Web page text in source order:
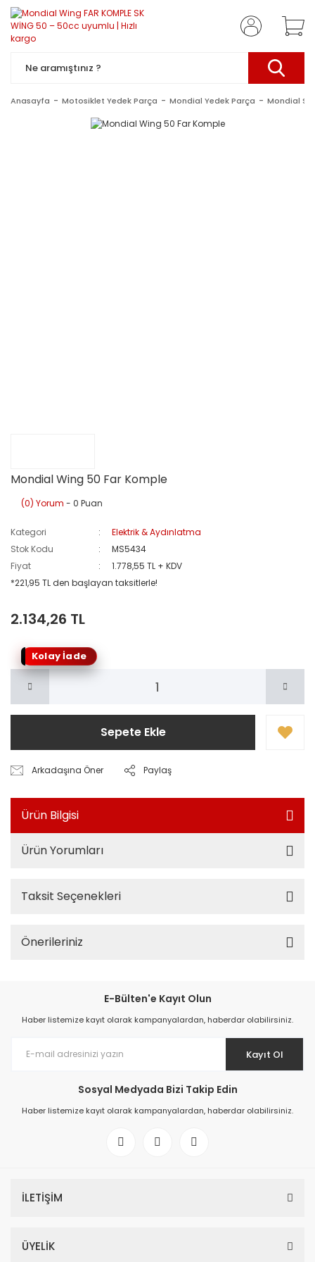
Anasayfa Motosiklet Yedek Parça Mondial Yedek Parça Mondial
Mondial Wing 50 Far Komple
(0) Yorum - 0 Puan
Kategori
Elektrik & Aydınlatma
Stok Kodu
MS5434
Fiyat
1.778,55 TL + KDV
*221,95 TL den başlayan taksitlerle!
2.134,26 TL
Kolay İade
Sepete Ekle
Arkadaşına Öner Paylaş
Ürün Bilgisi
Ürün Yorumları
Taksit Seçenekleri
Önerileriniz
E-Bülten'e Kayıt Olun
Haber listemize kayıt olarak kampanyalardan, haberdar olabilirsiniz.
Kayıt Ol
Sosyal Medyada Bizi Takip Edin
Haber listemize kayıt olarak kampanyalardan, haberdar olabilirsiniz.
İLETİŞİM
ÜYELİK